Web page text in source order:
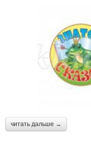
читать дальше →